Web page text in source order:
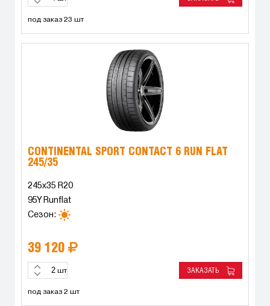
под заказ 23 шт
CONTINENTAL SPORT CONTACT 6 RUN FLAT
245/35
245x35 R20
95Y Runflat
Сезон:
39 120
шт ЗАКАЗАТЬ
под заказ 2 шт